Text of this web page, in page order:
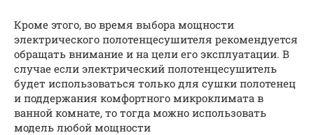
Кроме этого, во время выбора мощности
электрического полотенцесушителя рекомендуется
обращать внимание и на цели его эксплуатации. В
случае если электрический полотенцесушитель
будет использоваться только для сушки полотенец
и поддержания комфортного микроклимата в
ванной комнате, то тогда можно использовать
модель любой мощности